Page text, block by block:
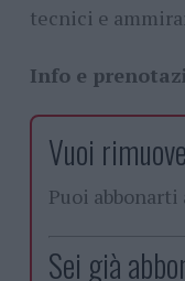
tecnici e
Info e
Vuoi
Puoi abbonarti
Sei già